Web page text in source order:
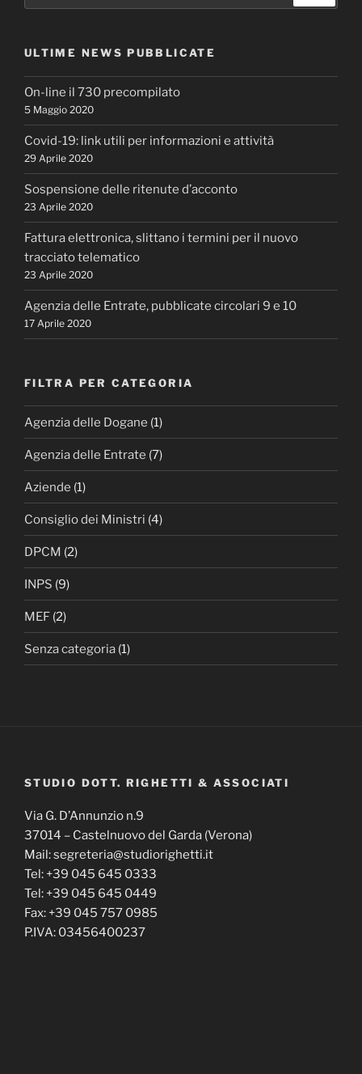
ULTIME NEWS PUBBLICATE
On-line il 730 precompilato
5 Maggio 2020
Covid-19: link utili per informazioni e attività
29 Aprile 2020
Sospensione delle ritenute d’acconto
23 Aprile 2020
Fattura elettronica, slittano i termini per il nuovo
tracciato telematico
23 Aprile 2020
Agenzia delle Entrate, pubblicate circolari 9 e 10
17 Aprile 2020
FILTRA PER CATEGORIA
Agenzia delle Dogane (1)
Agenzia delle Entrate (7)
Aziende (1)
Consiglio dei Ministri (4)
DPCM (2)
INPS (9)
MEF (2)
Senza categoria (1)
STUDIO DOTT. RIGHETTI & ASSOCIATI
Via G. D’Annunzio n.9
37014 – Castelnuovo del Garda (Verona)
Mail: segreteria@studiorighetti.it
Tel: +39 045 645 0333
Tel: +39 045 645 0449
Fax: +39 045 757 0985
P.IVA: 03456400237